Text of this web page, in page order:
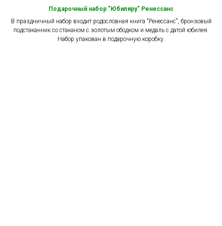
Подарочный набор "Юбиляру" Ренессанс
В праздничный набор входит родословная книга "Ренессанс", бронзовый
подстаканник со стаканом с золотым ободком и медаль с датой юбилея.
Набор упакован в подарочную коробку.